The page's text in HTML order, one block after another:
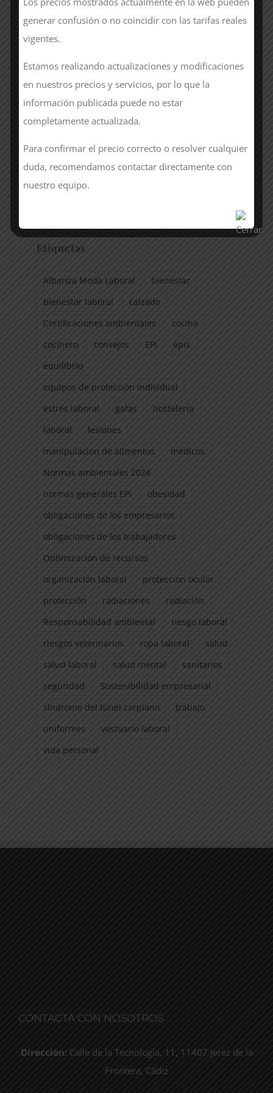
Sanitarios
Sector
Seguridad y Normativa
Sin categoría
Uniformes
Etiquetas
Albariza Moda Laboral
bienestar
bienestar laboral
calzado
Certificaciones ambientales
cocina
cocinero
consejos EPI
epis
equilibrio
equipos de protección individual
estrés laboral
gafas
hostelería
laboral
lesiones
manipulacion de alimentos
médicos
Normas ambientales 2024
normas generales EPI
obesidad
obligaciones de los empresarios
obligaciones de los trabajadores
Optimización de recursos
organización laboral
proteccion ocular
protección
radiaciones
radiación
Responsabilidad ambiental
riesgo laboral
riesgos veterinarios
ropa laboral
salud
salud laboral
salud mental
sanitarios
seguridad
Sostenibilidad empresarial
síndrome del túnel carpiano
trabajo
uniformes
vestuario laboral
vida personal
CONTACTA CON NOSOTROS
Dirección: Calle de la Tecnología, 11, 11407 Jerez de la
Frontera, Cádiz
generar confusión o no coincidir con las tarifas reales
vigentes.
Estamos realizando actualizaciones y modificaciones
en nuestros precios y servicios, por lo que la
información publicada puede no estar
completamente actualizada.
Para confirmar el precio correcto o resolver cualquier
duda, recomendamos contactar directamente con
nuestro equipo.